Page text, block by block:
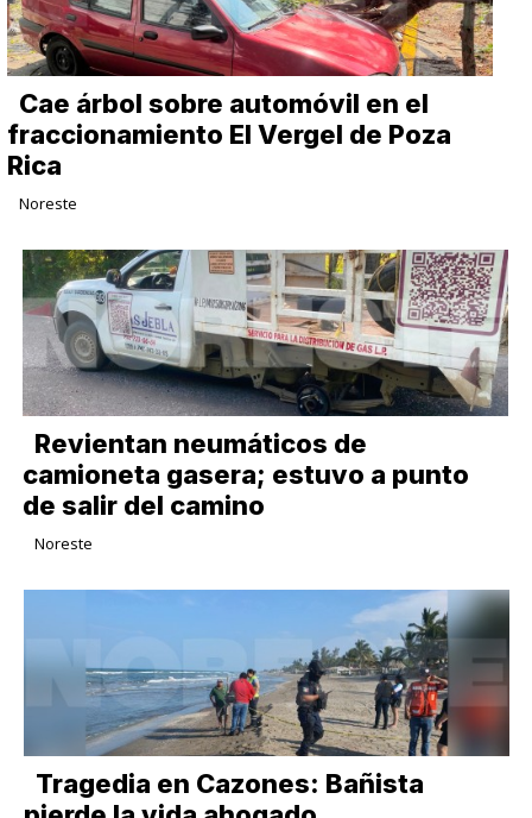
Cae árbol sobre automóvil en el
fraccionamiento El Vergel de Poza
Rica
Noreste
Revientan neumáticos de
camioneta gasera; estuvo a punto
de salir del camino
Noreste
Tragedia en Cazones: Bañista